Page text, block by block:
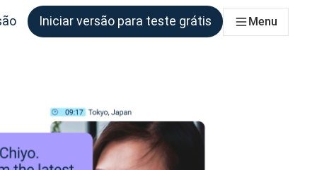
Iniciar versão para teste grátis Menu